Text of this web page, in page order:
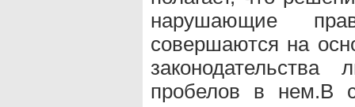
нарушающие
совершаются на
пробелов в нем.В